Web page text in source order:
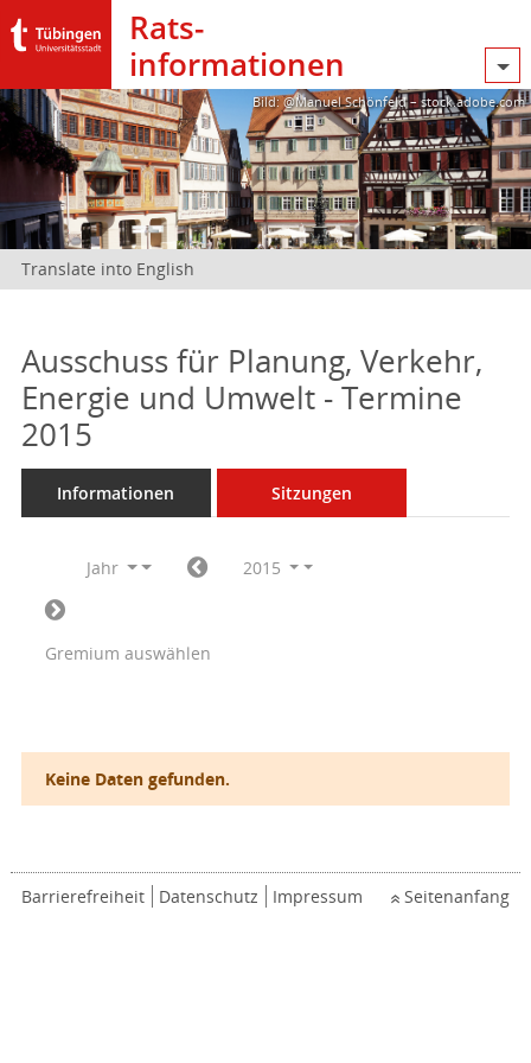
Rats­
informationen
Bild: @Manuel Schönfeld – stock.adobe.com
Translate into English
Ausschuss für Planung, Verkehr,
Energie und Umwelt - Termine
2015
Informationen Sitzungen
Jahr 2015
Gremium auswählen
Keine Daten gefunden.
Barrierefreiheit Datenschutz Impressum Seitenanfang